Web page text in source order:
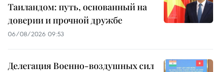
Таиландом: путь, основанный на
доверии и прочной дружбе
06/08/2026 09:53
Делегация Военно-воздушных сил